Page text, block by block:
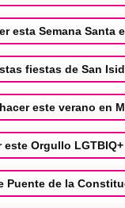
esta Semana Santa
fiestas de San
este verano en
este Orgullo
Puente de la